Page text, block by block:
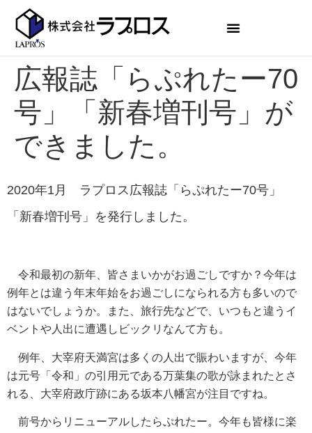
広報誌「らぷれたー70
号」「新春増刊号」が
できました。
2020年1月 ラプロス広報誌「らぷれたー70号」
「新春増刊号」を発行しました。
令和最初の新年、皆さまいかがお過ごしですか？ 今年は
例年とは違う年末年始をお過ごしになられる方も多いので
はないでしょうか。また、旅行先などで、いつもと違うイ
ベントや人出に遭遇しビックリなんて方も。
例年、大宰府天満宮は多くの人出で賑わいますが、今年
は元号「令和」の引用元である万葉集の歌が詠まれたとさ
れる、大宰府政庁跡にある坂本八幡宮が注目ですね。
前号からリニューアルしたらぷれたー。今年も皆様に楽